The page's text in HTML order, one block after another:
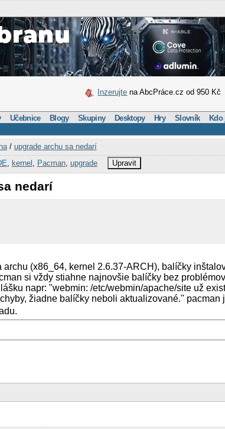
Inzerujte na AbcPráce.cz od 950 Kč
Učebnice Blogy Skupiny Desktopy Hry Slovník Kdo
/ upgrade archu sa nedarí
kernel Pacman, upgrade Upravit
nedarí
archu (x86_64, kernel 2.6.37-ARCH), balíčky
si vždy stiahne najnovšie balíčky bez
napr: "webmin: /etc/webmin/apache/site už
žiadne balíčky neboli aktualizované." pacman